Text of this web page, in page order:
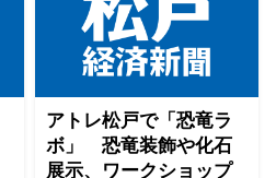
アトレ松戸で「恐竜ラ
ボ」 恐竜装飾や化石
展示、ワークショップ